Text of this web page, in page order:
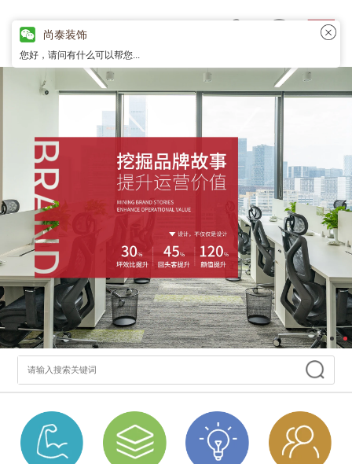
尚泰装饰
您好，请问有什么可以帮您...